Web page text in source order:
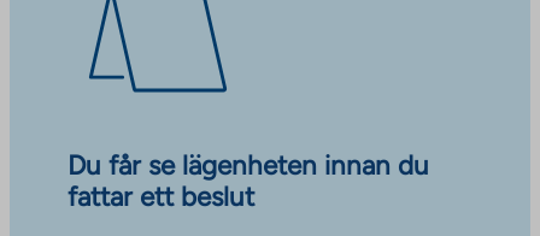
Du får se lägenheten innan du
fattar ett beslut